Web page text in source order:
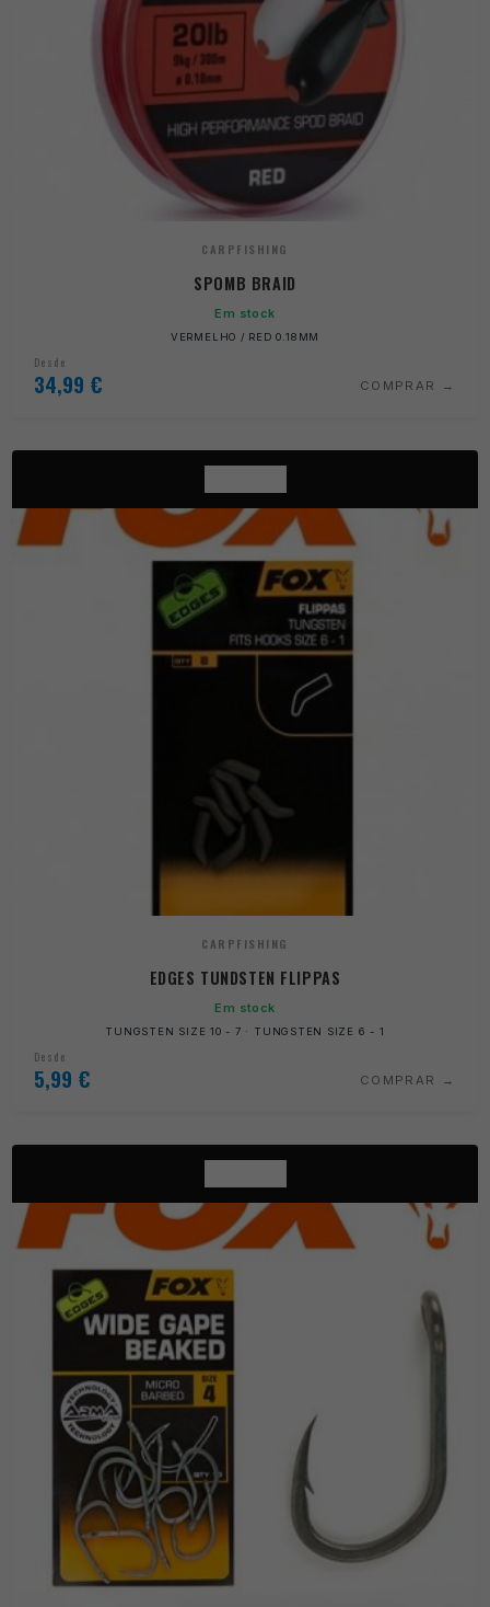
CARPFISHING
SPOMB BRAID
Em stock
VERMELHO / RED 0.18MM
Desde
34,99 € COMPRAR
CARPFISHING
EDGES TUNDSTEN FLIPPAS
Em stock
TUNGSTEN SIZE 10 - 7 · TUNGSTEN SIZE 6 - 1
Desde
5,99 € COMPRAR